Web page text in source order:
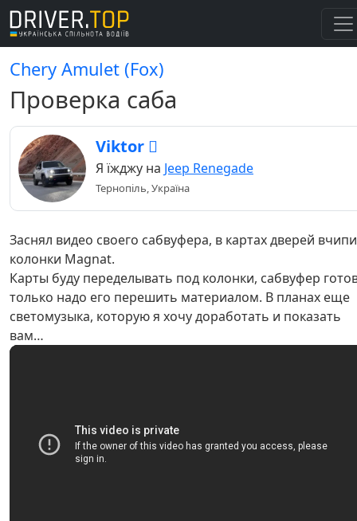
Chery Amulet (Fox)
Проверка саба
Viktor 
Я їжджу на Jeep Renegade
Тернопіль, Україна
Заснял видео своего сабвуфера, в картах дверей
колонки Magnat.
Карты буду переделывать под колонки, сабвуфер
только надо его перешить материалом. В планах еще
светомузыка, которую я хочу доработать и показать
вам…